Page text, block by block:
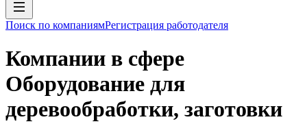
Поиск по компаниямРегистрация работодателя
Компании в сфере
Оборудование для
деревообработки, заготовки